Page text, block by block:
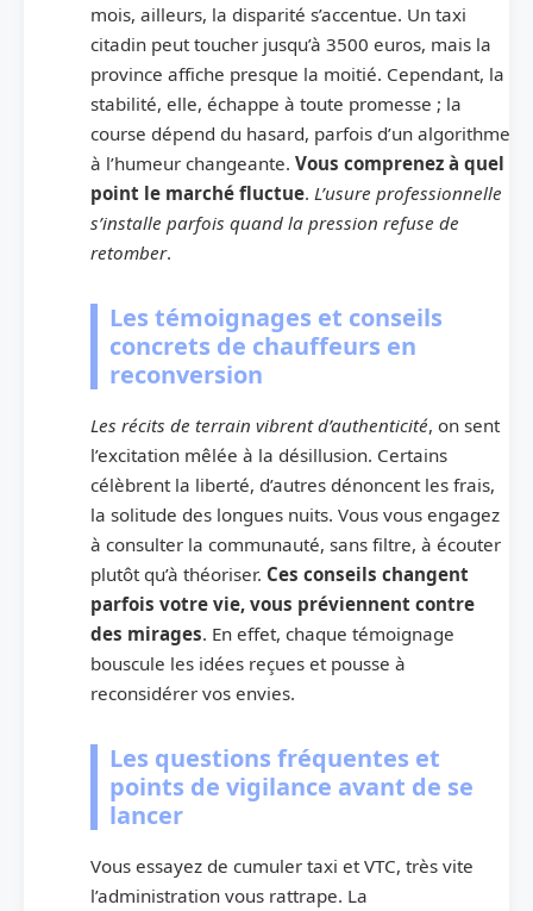
mois, ailleurs, la disparité s’accentue. Un taxi
citadin peut toucher jusqu’à 3500 euros, mais la
province affiche presque la moitié. Cependant, la
stabilité, elle, échappe à toute promesse ; la
course dépend du hasard, parfois d’un algorithme
à l’humeur changeante. Vous comprenez à quel
point le marché fluctue. L’usure professionnelle
s’installe parfois quand la pression refuse de
retomber.
Les témoignages et conseils
concrets de chauffeurs en
reconversion
Les récits de terrain vibrent d’authenticité, on sent
l’excitation mêlée à la désillusion. Certains
célèbrent la liberté, d’autres dénoncent les frais,
la solitude des longues nuits. Vous vous engagez
à consulter la communauté, sans filtre, à écouter
plutôt qu’à théoriser. Ces conseils changent
parfois votre vie, vous préviennent contre
des mirages. En effet, chaque témoignage
bouscule les idées reçues et pousse à
reconsidérer vos envies.
Les questions fréquentes et
points de vigilance avant de se
lancer
Vous essayez de cumuler taxi et VTC, très vite
l’administration vous rattrape. La